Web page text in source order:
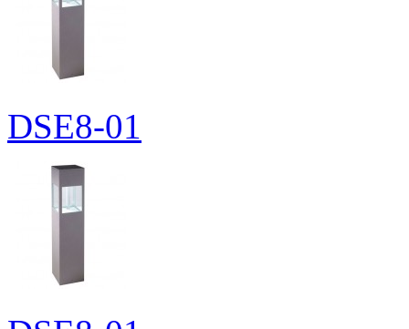
DSE8-01